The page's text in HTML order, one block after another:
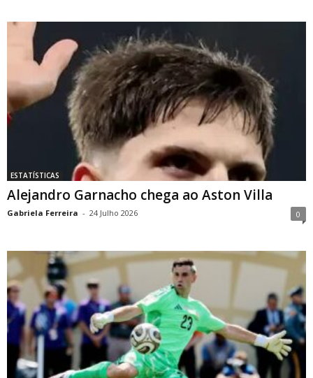
ESTATÍSTICAS
Alejandro Garnacho chega ao Aston Villa
Gabriela Ferreira - 24 Julho 2026 0